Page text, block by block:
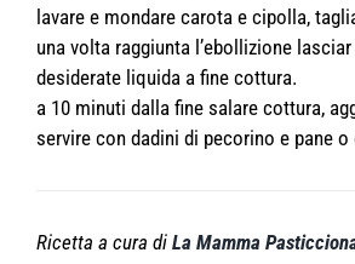
lavare e mondare carota e cipolla,
una volta raggiunta l’ebollizione
desiderate liquida a fine cottura.
a 10 minuti dalla fine salare cottura,
servire con dadini di pecorino e pane
Ricetta a cura di La Mamma